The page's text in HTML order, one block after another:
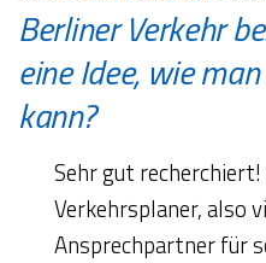
Berliner Verkehr
eine Idee, wie
kann?
Sehr gut
Verkehrsplaner, also
Ansprechpartner für